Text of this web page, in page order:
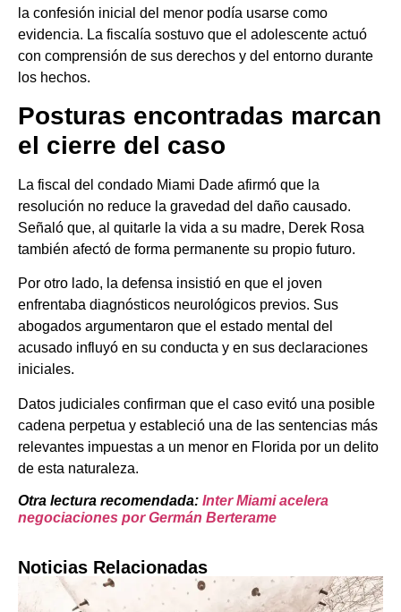
la confesión inicial del menor podía usarse como
evidencia. La fiscalía sostuvo que el adolescente actuó
con comprensión de sus derechos y del entorno durante
los hechos.
Posturas encontradas marcan
el cierre del caso
La fiscal del condado Miami Dade afirmó que la
resolución no reduce la gravedad del daño causado.
Señaló que, al quitarle la vida a su madre, Derek Rosa
también afectó de forma permanente su propio futuro.
Por otro lado, la defensa insistió en que el joven
enfrentaba diagnósticos neurológicos previos. Sus
abogados argumentaron que el estado mental del
acusado influyó en su conducta y en sus declaraciones
iniciales.
Datos judiciales confirman que el caso evitó una posible
cadena perpetua y estableció una de las sentencias más
relevantes impuestas a un menor en Florida por un delito
de esta naturaleza.
Otra lectura recomendada: Inter Miami acelera
negociaciones por Germán Berterame
Noticias Relacionadas